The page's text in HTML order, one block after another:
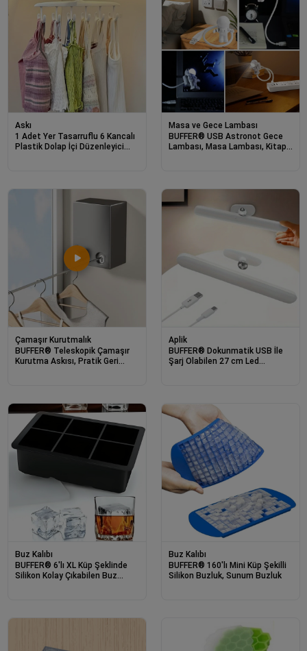
Askı
1 Adet Yer Tasarruflu 6 Kancalı
Plastik Dolap İçi Düzenleyici
Masa ve Gece Lambası
BUFFER® USB Astronot Gece
Lambası, Masa Lambası, Kitap
Çamaşır Kurutmalık
BUFFER® Teleskopik Çamaşır
Kurutma Askısı, Pratik Geri
Aplik
BUFFER® Dokunmatik USB İle
Şarj Olabilen 27 cm Led
Buz Kalıbı
BUFFER® 6'lı XL Küp Şeklinde
Silikon Kolay Çıkabilen Buz
Buz Kalıbı
BUFFER® 160'lı Mini Küp Şekilli
Silikon Buzluk, Sunum Buzluk